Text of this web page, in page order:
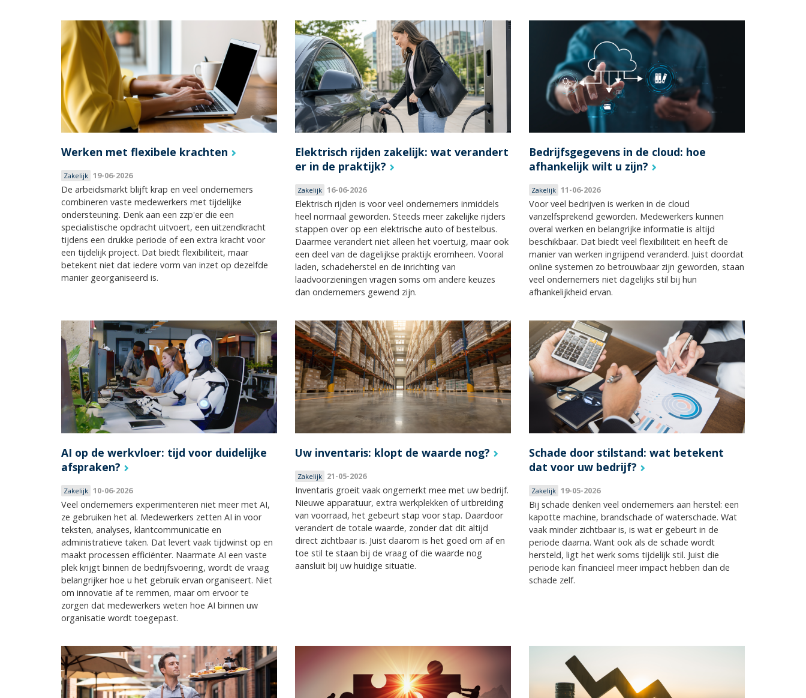
Werken met flexibele krachten
Zakelijk 19-06-2026
De arbeidsmarkt blijft krap en veel ondernemers
combineren vaste medewerkers met tijdelijke
ondersteuning. Denk aan een zzp'er die een
specialistische opdracht uitvoert, een uitzendkracht
tijdens een drukke periode of een extra kracht voor
een tijdelijk project. Dat biedt flexibiliteit, maar
betekent niet dat iedere vorm van inzet op dezelfde
manier georganiseerd is.
Elektrisch rijden zakelijk: wat verandert
er in de praktijk?
Zakelijk 16-06-2026
Elektrisch rijden is voor veel ondernemers inmiddels
heel normaal geworden. Steeds meer zakelijke rijders
stappen over op een elektrische auto of bestelbus.
Daarmee verandert niet alleen het voertuig, maar ook
een deel van de dagelijkse praktijk eromheen. Vooral
laden, schadeherstel en de inrichting van
laadvoorzieningen vragen soms om andere keuzes
dan ondernemers gewend zijn.
Bedrijfsgegevens in de cloud: hoe
afhankelijk wilt u zijn?
Zakelijk 11-06-2026
Voor veel bedrijven is werken in de cloud
vanzelfsprekend geworden. Medewerkers kunnen
overal werken en belangrijke informatie is altijd
beschikbaar. Dat biedt veel flexibiliteit en heeft de
manier van werken ingrijpend veranderd. Juist doordat
online systemen zo betrouwbaar zijn geworden, staan
veel ondernemers niet dagelijks stil bij hun
afhankelijkheid ervan.
AI op de werkvloer: tijd voor duidelijke
afspraken?
Zakelijk 10-06-2026
Veel ondernemers experimenteren niet meer met AI,
ze gebruiken het al. Medewerkers zetten AI in voor
teksten, analyses, klantcommunicatie en
administratieve taken. Dat levert vaak tijdwinst op en
maakt processen efficiënter. Naarmate AI een vaste
plek krijgt binnen de bedrijfsvoering, wordt de vraag
belangrijker hoe u het gebruik ervan organiseert. Niet
om innovatie af te remmen, maar om ervoor te
zorgen dat medewerkers weten hoe AI binnen uw
organisatie wordt toegepast.
Uw inventaris: klopt de waarde nog?
Zakelijk 21-05-2026
Inventaris groeit vaak ongemerkt mee met uw bedrijf.
Nieuwe apparatuur, extra werkplekken of uitbreiding
van voorraad, het gebeurt stap voor stap. Daardoor
verandert de totale waarde, zonder dat dit altijd
direct zichtbaar is. Juist daarom is het goed om af en
toe stil te staan bij de vraag of die waarde nog
aansluit bij uw huidige situatie.
Schade door stilstand: wat betekent
dat voor uw bedrijf?
Zakelijk 19-05-2026
Bij schade denken veel ondernemers aan herstel: een
kapotte machine, brandschade of waterschade. Wat
vaak minder zichtbaar is, is wat er gebeurt in de
periode daarna. Want ook als de schade wordt
hersteld, ligt het werk soms tijdelijk stil. Juist die
periode kan financieel meer impact hebben dan de
schade zelf.